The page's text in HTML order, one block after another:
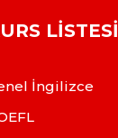
LISTESI
İngilizce